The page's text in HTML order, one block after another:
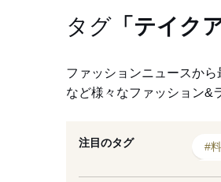
タグ 「テイク
ファッションニュースか
など様々なファッション&
注目のタグ #